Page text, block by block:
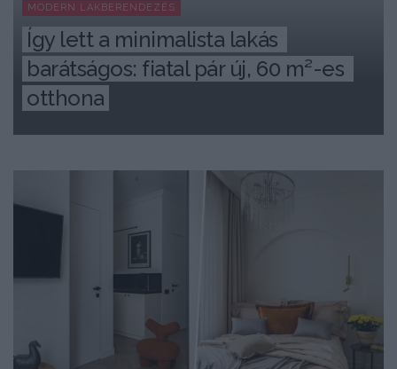
MODERN LAKBERENDEZÉS
Így lett a minimalista lakás
barátságos: fiatal pár új, 60 m²-es
otthona